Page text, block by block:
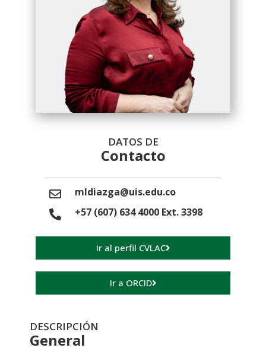
DATOS DE
Contacto
mldiazga@uis.edu.co
+57 (607) 634 4000 Ext. 3398
Ir al perfil CVLAC
Ir a ORCID
DESCRIPCIÓN
General